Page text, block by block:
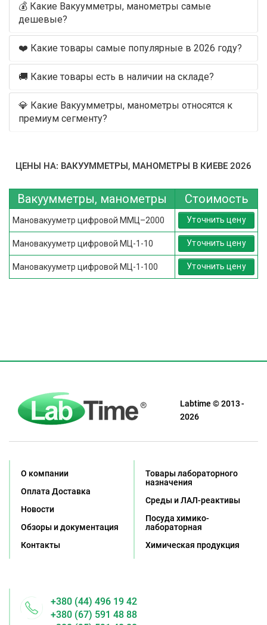
💰 Какие Вакуумметры, манометры самые
дешевые?
❤️ Какие товары самые популярные в 2026 году?
🚚 Какие товары есть в наличии на складе?
💎 Какие Вакуумметры, манометры относятся к
премиум сегменту?
ЦЕНЫ НА: ВАКУУММЕТРЫ, МАНОМЕТРЫ В КИЕВЕ 2026
Вакуумметры, манометры Стоимость
Мановакууметр цифровой ММЦ–2000 Уточнить цену
Мановакууметр цифровой МЦ-1-10 Уточнить цену
Мановакууметр цифровой МЦ-1-100 Уточнить цену
Labtime © 2013 -
2026
О компании
Оплата Доставка
Новости
Обзоры и документация
Контакты
Товары лабораторного
назначения
Среды и ЛАЛ-реактивы
Посуда химико-
лабораторная
Химическая продукция
+380 (44) 496 19 42
+380 (67) 591 48 88